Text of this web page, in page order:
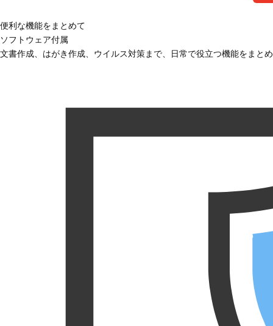
便利な機能をまとめて
ソフトウェア付属
文書作成、はがき作成、ウイルス対策まで、日常で役立つ機能をまと